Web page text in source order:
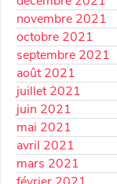
novembre 2021
octobre 2021
septembre 2021
août 2021
juillet 2021
juin 2021
mai 2021
avril 2021
mars 2021